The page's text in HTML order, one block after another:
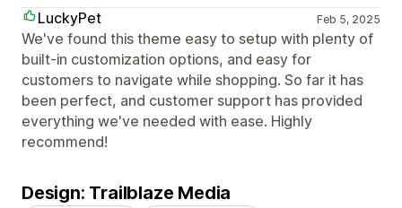
LuckyPet Feb 5, 2025
We've found this theme easy to setup with plenty of
built-in customization options, and easy for
customers to navigate while shopping. So far it has
been perfect, and customer support has provided
everything we've needed with ease. Highly
recommend!
Design: Trailblaze Media